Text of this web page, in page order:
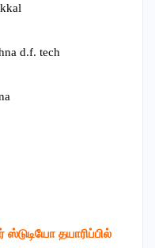
d.f. tech
தயாரிப்பில்